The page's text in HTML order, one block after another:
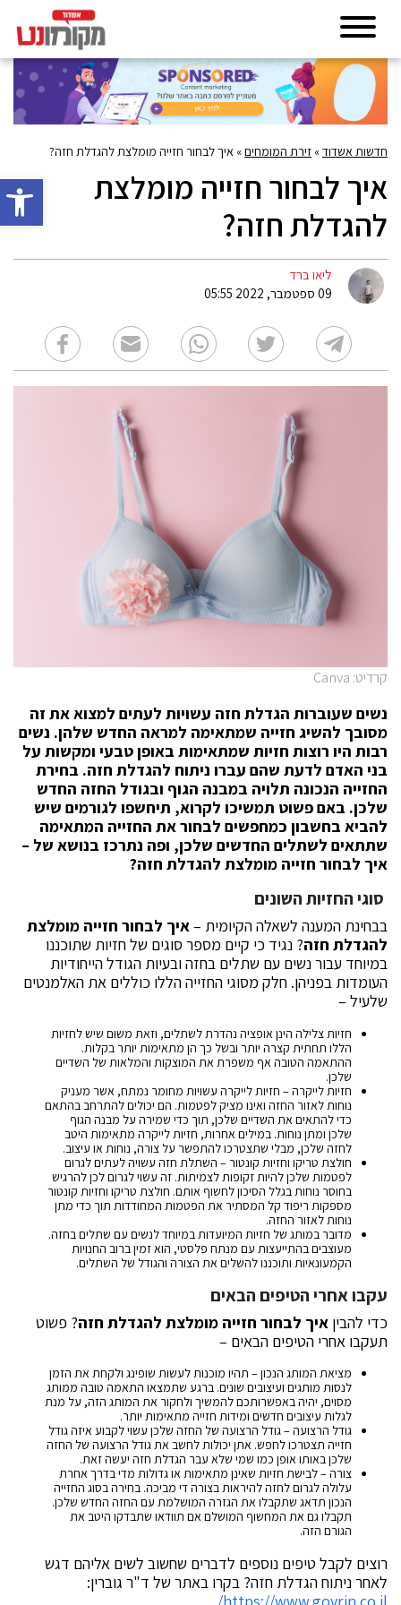
פתח
חדשות אשדוד» זירת המומחים» איך לבחור חזייה מומלצת להגדלת חזה?
איך לבחור חזייה מומלצת
להגדלת חזה?
ליאו ברד
09 ספטמבר, 2022 05:55
קרדיט: Canva
נשים שעוברות הגדלת חזה עשויות לעתים למצוא את זה
מסובך להשיג חזייה שמתאימה למראה החדש שלהן. נשים
רבות היו רוצות חזיות שמתאימות באופן טבעי ומקשות על
בני האדם לדעת שהם עברו ניתוח להגדלת חזה. בחירת
החזייה הנכונה תלויה במבנה הגוף ובגודל החזה החדש
שלכן. באם פשוט תמשיכו לקרוא, תיחשפו לגורמים שיש
להביא בחשבון כמחפשים לבחור את החזייה המתאימה
שתתאים לשתלים החדשים שלכן, ופה נתרכז בנושא של –
איך לבחור חזייה מומלצת להגדלת חזה?
סוגי החזיות השונים
בבחינת המענה לשאלה הקיומית –איך לבחור חזייה מומלצת
להגדלת חזה? נגיד כי קיים מספר סוגים של חזיות שתוכננו
במיוחד עבור נשים עם שתלים בחזה ובעיות הגודל הייחודיות
העומדות בפניהן. חלק מסוגי החזייה הללו כוללים את האלמנטים
שלעיל –
חזיות צלילה הינן אופציה נהדרת לשתלים, וזאת משום שיש לחזיות
הללו תחתית קצרה יותר ובשל כך הן מתאימות יותר בקלות.
ההתאמה הטובה אף משפרת את המוצקות והמלאות של השדיים
שלכן.
חזיות לייקרה – חזיות לייקרה עשויות מחומר נמתח, אשר מעניק
נוחות לאזור החזה ואינו מציק לפטמות. הם יכולים להתרחב בהתאם
כדי להתאים את השדיים שלכן, תוך כדי שמירה על מבנה הגוף
שלכן ומתן נוחות. במילים אחרות, חזיות לייקרה מתאימות היטב
לחזה שלכן, מבלי שתצטרכו להתפשר על צורה, נוחות או עיצוב.
חולצת טריקו וחזיות קונטור – השתלת חזה עשויה לעתים לגרום
לפטמות שלכן להיות זקופות לצמיתות. זה עשוי לגרום לכן להרגיש
בחוסר נוחות בגלל הסיכון לחשוף אותם. חולצת טריקו וחזיות קונטור
מספקות ריפוד קל המסתיר את הפטמות המחודדות תוך כדי מתן
נוחות לאזור החזה.
מדובר במותג של חזיות המיועדות במיוחד לנשים עם שתלים בחזה.
מעוצבים בהתייעצות עם מנתח פלסטי, הוא זמין ברוב החנויות
הקמעונאיות ותוכננו להשלים את הצורה והגודל של השתלים.
עקבו אחרי הטיפים הבאים
כדי להבין איך לבחור חזייה מומלצת להגדלת חזה? פשוט
תעקבו אחרי הטיפים הבאים –
מציאת המותג הנכון – תהיו מוכנות לעשות שופינג ולקחת את הזמן
לנסות מותגים ועיצובים שונים. ברגע שתמצאו התאמה טובה ממותג
מסוים, יהיה באפשרותכם להמשיך ולחקור את המותג הזה, על מנת
לגלות עיצובים חדשים ומידות חזייה מתאימות יותר.
גודל הרצועה – גודל הרצועה של החזה שלכן עשוי לקבוע איזה גודל
חזייה תצטרכו לחפש. אתן יכולות לחשב את גודל הרצועה של החזה
שלכן באותו אופן כמו שמי שלא עבר הגדלת חזה יעשה זאת.
צורה – לבישת חזיות שאינן מתאימות או גדולות מדי בדרך אחרת
עלולה לגרום לחזה להיראות בצורה די מביכה. בחירה בסוג החזייה
הנכון תדאג שתקבלו את הגזרה המושלמת עם החזה החדש שלכן.
תקבלו גם את המחשוף המושלם אם תוודאו שתבדקו היטב את
הגורם הזה.
רוצים לקבל טיפים נוספים לדברים שחשוב לשים אליהם דגש
לאחר ניתוח הגדלת חזה? בקרו באתר של ד"ר גוברין:
https://www.govrin.co.il/